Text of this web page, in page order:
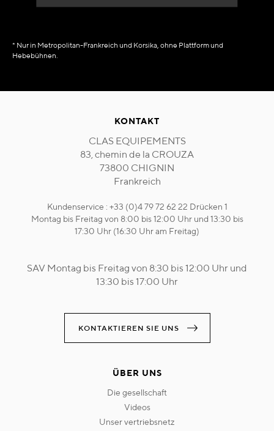
* Nur in Metropolitan-Frankreich und Korsika, ohne Plattform und
Hebebühnen.
KONTAKT
CLAS EQUIPEMENTS
83, chemin de la CROUZA
73800 CHIGNIN
Frankreich
Kundenservice : +33 (0)4 79 72 62 22 Drücken 1
Montag bis Freitag von 8:00 bis 12:00 Uhr und 13:30 bis
17:30 Uhr (16:30 Uhr am Freitag)
SAV Montag bis Freitag von 8:30 bis 12:00 Uhr und
13:30 bis 17:00 Uhr
KONTAKTIEREN SIE UNS
ÜBER UNS
die gesellschaft
videos
unser vertriebsnetz